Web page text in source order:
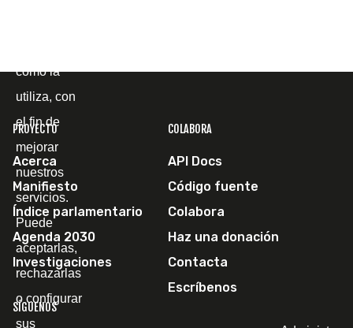
PROYECTO
Acerca
Manifiesto
Índice parlamentario
Agenda 2030
Investigaciones
COLABORA
API Docs
Código fuente
Colabora
Haz una donación
Contacta
Escríbenos
SÍGUENOS
cómo la
utiliza, con
el fin de
mejorar
nuestros
servicios.
Puede
aceptarlas,
rechazarlas
o configurar
sus